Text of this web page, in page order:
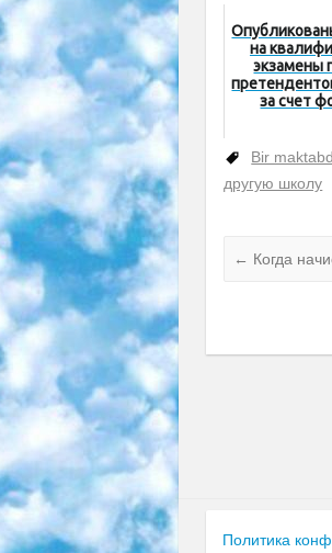
на
экзамены
за счет
Bir
другую школу
← Когда
Политика